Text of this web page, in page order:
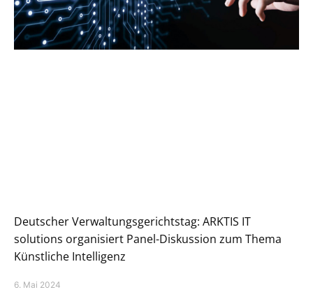
Deutscher Verwaltungsgerichtstag: ARKTIS IT
solutions organisiert Panel-Diskussion zum Thema
Künstliche Intelligenz
6. Mai 2024